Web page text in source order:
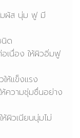
มผัส นุ่ม ฟู มี
นิด
เนื่อง ให้ผิวอิ่มฟู
ห้แข็งแรง
ความชุ่มชื่นอย่าง
ผิวเนียนนุ่มไม่